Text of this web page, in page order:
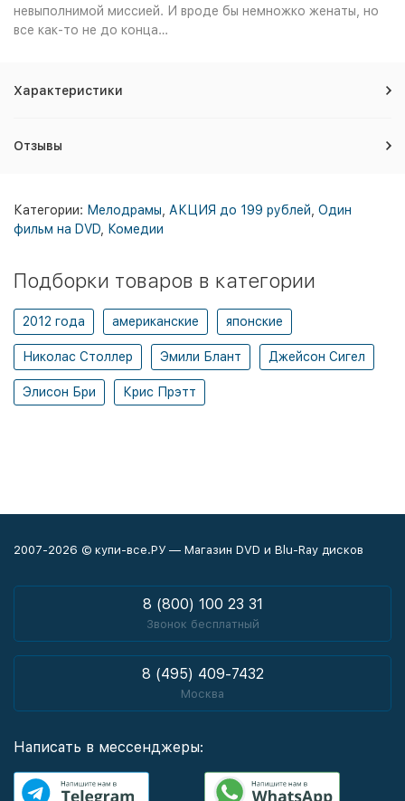
невыполнимой миссией. И вроде бы немножко женаты, но
все как-то не до конца…
Характеристики
Отзывы
Категории: Мелодрамы АКЦИЯ до 199 рублей Один
фильм на DVD
Комедии
Подборки товаров в категории
2012 года американские японские
Николас Столлер Эмили Блант Джейсон Сигел
Элисон Бри Крис Прэтт
2007-2026 © купи-все.РУ — Магазин DVD и Blu-Ray дисков
8 (800) 100 23 31
Звонок бесплатный
8 (495) 409-7432
Москва
Написать в мессенджеры: